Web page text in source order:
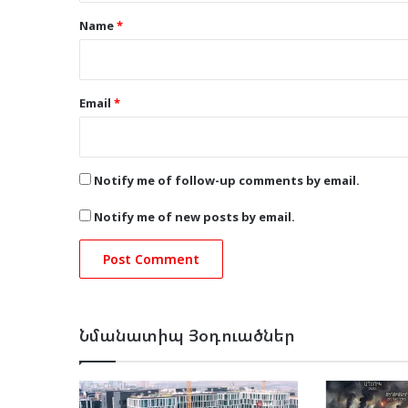
*Name*
Email *
Notify me of follow-up comments by email.
Notify me of new posts by email.
Նմանատիպ Յօդուածներ